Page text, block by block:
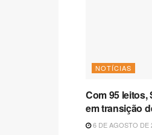
NOTÍCIAS
Com 95
em transição
6 DE AGOSTO DE